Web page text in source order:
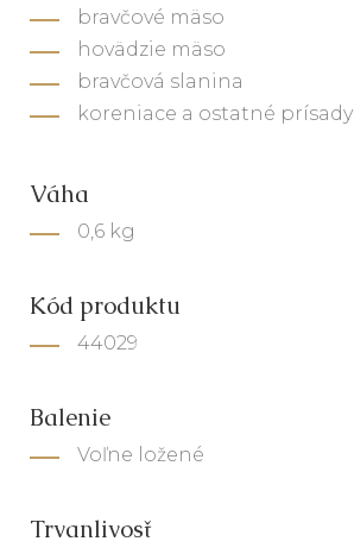
bravčové mäso
hovädzie mäso
bravčová slanina
koreniace a ostatné prísady
Váha
0,6 kg
Kód produktu
44029
Balenie
Voľne ložené
Trvanlivosť